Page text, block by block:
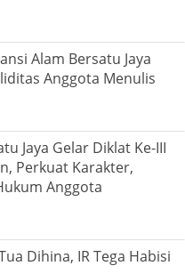
Alam Bersatu Jaya
Anggota Menulis
Jaya Gelar Diklat Ke-III
Perkuat Karakter,
Anggota
Dihina, IR Tega Habisi